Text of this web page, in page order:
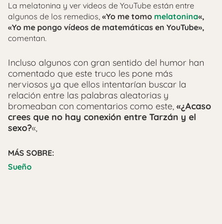
La melatonina y ver videos de YouTube están entre
algunos de los remedios, «Yo me tomo melatonina«,
«Yo me pongo vídeos de matemáticas en YouTube»,
comentan.
Incluso algunos con gran sentido del humor han
comentado que este truco les pone más
nerviosos ya que ellos intentarían buscar la
relación entre las palabras aleatorias y
bromeaban con comentarios como este, «¿Acaso
crees que no hay conexión entre Tarzán y el
sexo?«,
MÁS SOBRE:
Sueño